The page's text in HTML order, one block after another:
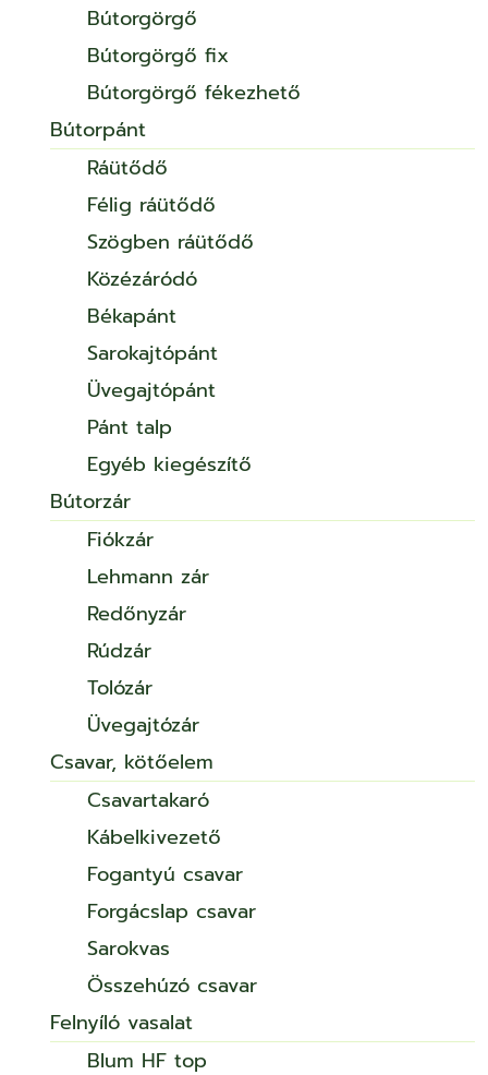
Bútorgörgő
Bútorgörgő fix
Bútorgörgő fékezhető
Bútorpánt
Ráütődő
Félig ráütődő
Szögben ráütődő
Közézáródó
Békapánt
Sarokajtópánt
Üvegajtópánt
Pánt talp
Egyéb kiegészítő
Bútorzár
Fiókzár
Lehmann zár
Redőnyzár
Rúdzár
Tolózár
Üvegajtózár
Csavar, kötőelem
Csavartakaró
Kábelkivezető
Fogantyú csavar
Forgácslap csavar
Sarokvas
Összehúzó csavar
Felnyíló vasalat
Blum HF top